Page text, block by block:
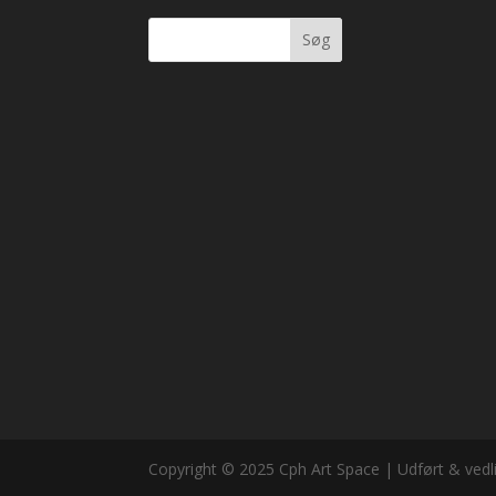
Søg
Copyright © 2025 Cph Art Space | Udført &